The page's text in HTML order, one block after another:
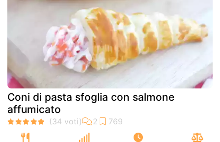
Coni di pasta sfoglia con salmone
affumicato